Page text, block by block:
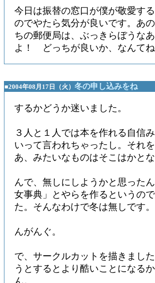
今日は振替の窓口が僕が敬愛す
のでやたら気分が良いです。あ
ちの郵便局は、ぶっきらぼうな
よ！ どっちが良いか、なんてね
■2004年08月17日（火） 冬の申し込みをね
するかどうか迷いました。
３人と１人では本を作れる自信
いって言われちゃったし。それ
あ、みたいなものはそこはかと
んで、無しにしようかと思った
女事典」とやらを作るというの
た。そんなわけで冬は無しです。
んがんぐ。
で、サークルカットを描きまし
うとするとより酷いことになる
ん。